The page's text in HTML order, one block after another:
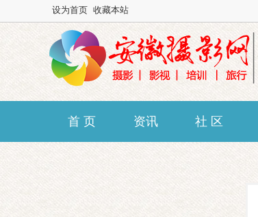
设为首页 收藏本站
首 页 资讯 社 区